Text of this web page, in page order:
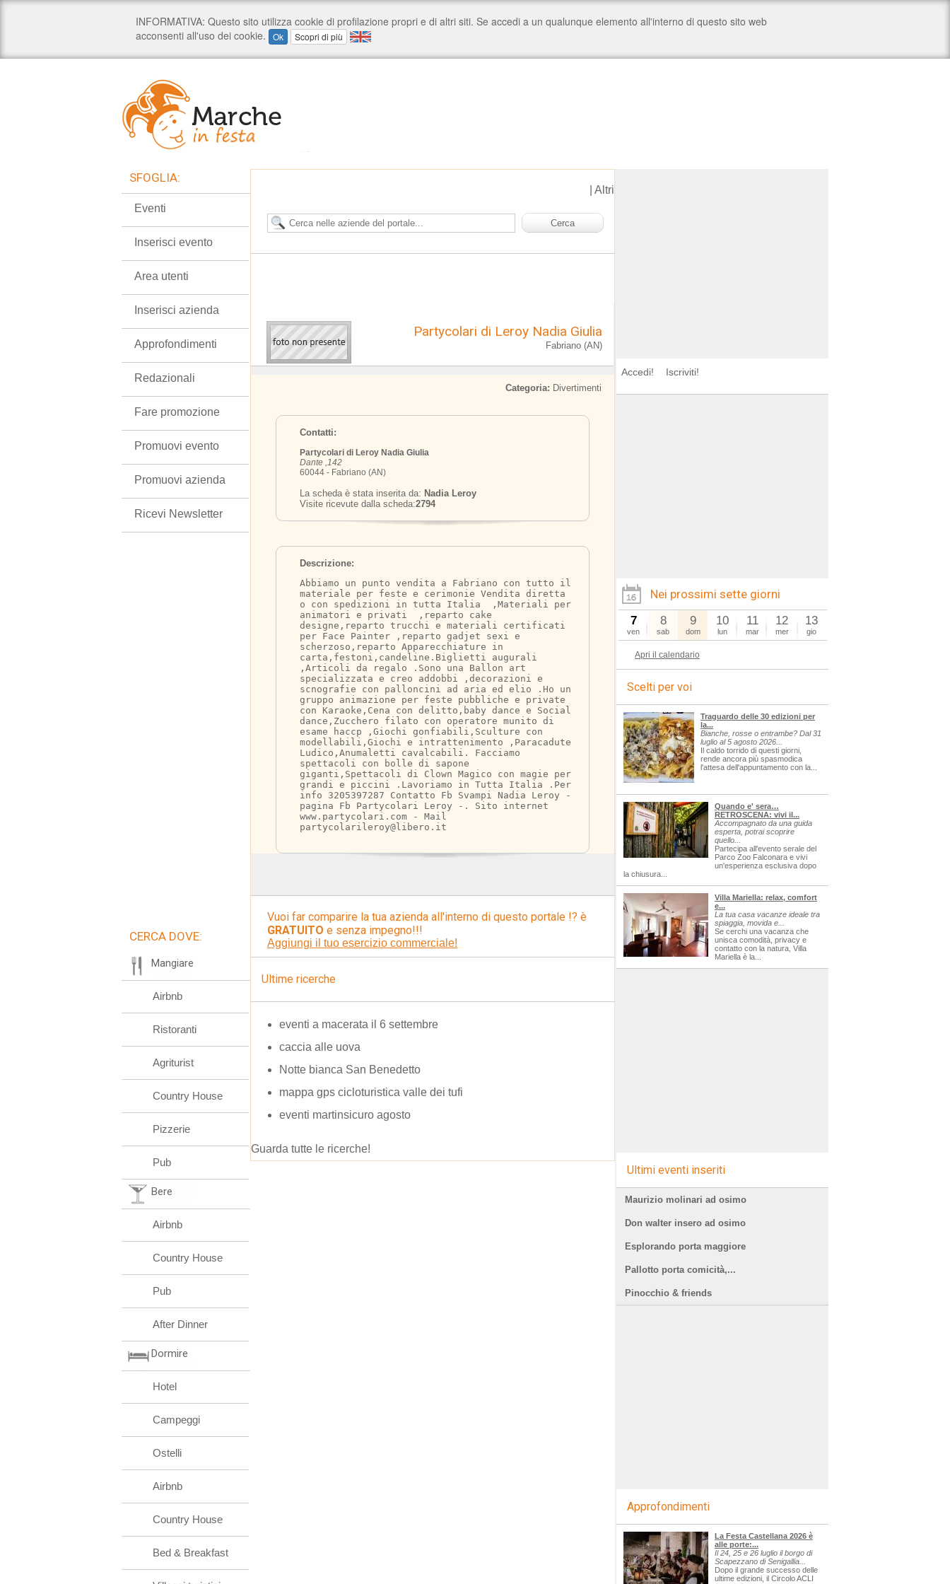
Altri
Partycolari di Leroy Nadia Giulia
Fabriano (AN)
Categoria: Divertimenti
Contatti:
Partycolari di Leroy Nadia Giulia
Dante ,142
60044 - Fabriano (AN)
La scheda è stata inserita da: Nadia Leroy
Visite ricevute dalla scheda:2794
Descrizione:
Abbiamo un punto vendita a Fabriano con tutto il
materiale per feste e cerimonie Vendita diretta
o con spedizioni in tutta Italia  ,Materiali per
animatori e privati  ,reparto cake
designe,reparto trucchi e materiali certificati
per Face Painter ,reparto gadjet sexi e
scherzoso,reparto Apparecchiature in
carta,festoni,candeline.Biglietti augurali
,Articoli da regalo .Sono una Ballon art
specializzata e creo addobbi ,decorazioni e
scnografie con palloncini ad aria ed elio .Ho un
gruppo animazione per feste pubbliche e private
con Karaoke,Cena con delitto,baby dance e Social
dance,Zucchero filato con operatore munito di
esame haccp ,Giochi gonfiabili,Sculture con
modellabili,Giochi e intrattenimento ,Paracadute
Ludico,Anumaletti cavalcabili. Facciamo
spettacoli con bolle di sapone
giganti,Spettacoli di Clown Magico con magie per
grandi e piccini .Lavoriamo in Tutta Italia .Per
info 3205397287 Contatto Fb Svampi Nadia Leroy -
pagina Fb Partycolari Leroy -. Sito internet
www.partycolari.com - Mail
partycolarileroy@libero.it
Vuoi far comparire la tua azienda all'interno di questo portale !? è
GRATUITO e senza impegno!!!
Aggiungi il tuo esercizio commerciale!
Ultime ricerche
eventi a macerata il 6 settembre
caccia alle uova
Notte bianca San Benedetto
mappa gps cicloturistica valle dei tufi
eventi martinsicuro agosto
Guarda tutte le ricerche!
SFOGLIA:
Eventi
Inserisci evento
Area utenti
Inserisci azienda
Approfondimenti
Redazionali
Fare promozione
Promuovi evento
Promuovi azienda
Ricevi Newsletter
CERCA DOVE:
Mangiare
Airbnb
Ristoranti
Agriturist
Country House
Pizzerie
Pub
Bere
Airbnb
Country House
Pub
After Dinner
Dormire
Hotel
Campeggi
Ostelli
Airbnb
Country House
Bed & Breakfast
Accedi! Iscriviti!
Nei prossimi sette giorni
7
ven
8
sab
9
dom
10
lun
11
mar
12
mer
13
gio
Apri il calendario
Scelti per voi
Traguardo delle 30 edizioni per
la...
Bianche, rosse o entrambe? Dal 31
luglio al 5 agosto 2026...
Il caldo torrido di questi giorni,
rende ancora più spasmodica
l'attesa dell'appuntamento con la...
Quando e' sera…
RETROSCENA: vivi il...
Accompagnato da una guida
esperta, potrai scoprire
quello...
Partecipa all'evento serale del
Parco Zoo Falconara e vivi
un'esperienza esclusiva dopo
la chiusura...
Villa Mariella: relax, comfort
e...
La tua casa vacanze ideale tra
spiaggia, movida e...
Se cerchi una vacanza che
unisca comodità, privacy e
contatto con la natura, Villa
Mariella è la...
Ultimi eventi inseriti
Maurizio molinari ad osimo
Don walter insero ad osimo
Esplorando porta maggiore
Pallotto porta comicità,...
Pinocchio & friends
Approfondimenti
La Festa Castellana 2026 è
alle porte:...
Il 24, 25 e 26 luglio il borgo di
Scapezzano di Senigallia...
Dopo il grande successo delle
ultime edizioni, il Circolo ACLI